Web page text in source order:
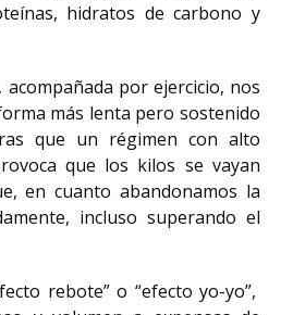
hidratos de carbono y
por ejercicio, nos
más lenta pero sostenido
que un régimen con alto
que los kilos se vayan
en cuanto abandonamos la
incluso superando el
rebote” o “efecto yo-yo”,